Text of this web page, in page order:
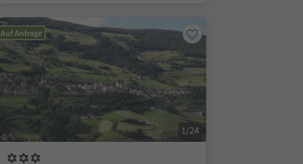
Auf Anfrage
1/24